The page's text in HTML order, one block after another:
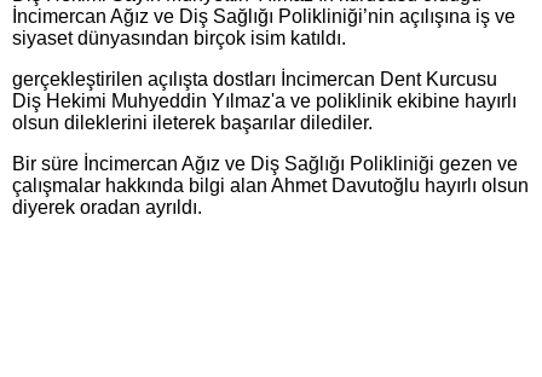
İncimercan Ağız ve Diş Sağlığı Polikliniği’nin açılışına iş ve
siyaset dünyasından birçok isim katıldı.
gerçekleştirilen açılışta dostları İncimercan Dent Kurcusu
Diş Hekimi Muhyeddin Yılmaz'a ve poliklinik ekibine hayırlı
olsun dileklerini ileterek başarılar dilediler.
Bir süre İncimercan Ağız ve Diş Sağlığı Polikliniği gezen ve
çalışmalar hakkında bilgi alan Ahmet Davutoğlu hayırlı olsun
diyerek oradan ayrıldı.